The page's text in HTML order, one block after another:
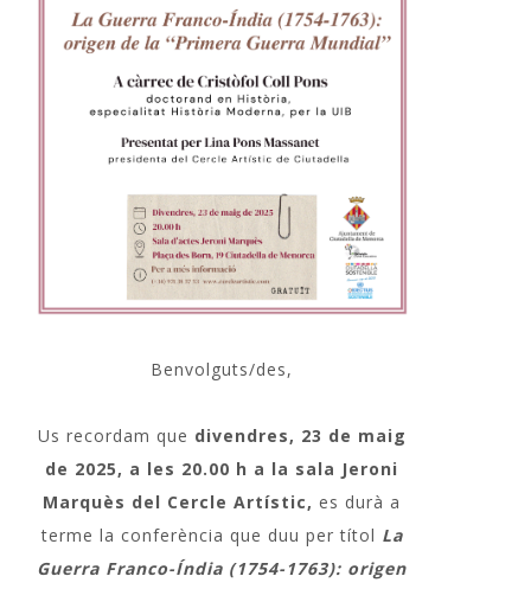
Benvolguts/des,
Us recordam que divendres, 23 de maig
de 2025, a les 20.00 h a la sala Jeroni
Marquès del Cercle Artístic, es durà a
terme la conferència que duu per títol La
Guerra Franco-Índia (1754-1763): origen